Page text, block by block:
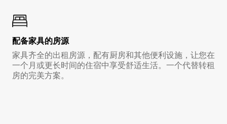
配备家具的房源
家具齐全的出租房源，配有厨房和其他便利设施，让您在
一个月或更长时间的住宿中享受舒适生活。一个代替转租
房的完美方案。